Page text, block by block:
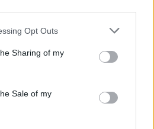
app uses one or more Google
behaviour. You may click to
and its third-party tags to
purposes in below Google
Opt Outs
Sharing of my
Sale of my
2019
21/07/2019 - 22:08
Μεγάλες αλλαγές –